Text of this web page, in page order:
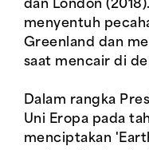
dan London
menyentuh
Greenland dan
saat mencair di
Dalam rangka
Uni Eropa pada
menciptakan